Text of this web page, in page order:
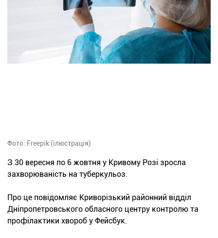
Фото: Freepik (ілюстрація)
З 30 вересня по 6 жовтня у Кривому Розі зросла
захворюваність на туберкульоз.
Про це повідомляє Криворізький районний відділ
Дніпропетровського обласного центру контролю та
профілактики хвороб у Фейсбук.